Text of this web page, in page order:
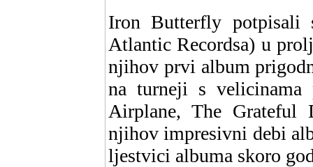
Iron Butterfly potpisali
Atlantic Recordsa) u
njihov prvi album
na turneji s velicinama
Airplane, The Grateful
njihov impresivni debi
ljestvici albuma skoro